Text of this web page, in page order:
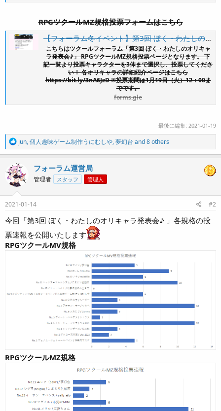
RPGツクールMZ規格投票フォームはこちら
【フォーラム冬イベント】第3回 ぼく・わたしのオリキャラ発表会♪ RPGツクールMZ規格投票
こちらはツクールフォーラム「第3回 ぼく・わたしのオリキャ
ラ発表会♪」 RPGツクールMZ規格投票ページとなります。 下
記一覧より投票キャラクターを3体まで選択し、投票してくださ
い！ 各オリキャラの詳細紹介ページはこちら
https://bit.ly/3nA6JzD ※投票期間は1月19日（火）12：00ま
でです。
forms.gle
最後に編集: 2021-01-19
R
e
a
c
t
i
o
n
s
jun,個人趣味ゲーム制作うにむしや,夢幻台 and 8 others
フォーラム運営局
管理者 スタッフ 管理人
2021-01-14 #2
今回「第3回 ぼく・わたしのオリキャラ発表会♪ 」各規格の投
票速報を公開いたします
RPGツクールMV規格
RPGツクールMZ規格